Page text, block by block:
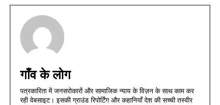
गाँव के लोग
पत्रकारिता में जनसरोकारों और सामाजिक न्याय के विज़न के साथ काम कर
रही वेबसाइट। इसकी ग्राउंड रिपोर्टिंग और कहानियाँ देश की सच्ची तस्वीर